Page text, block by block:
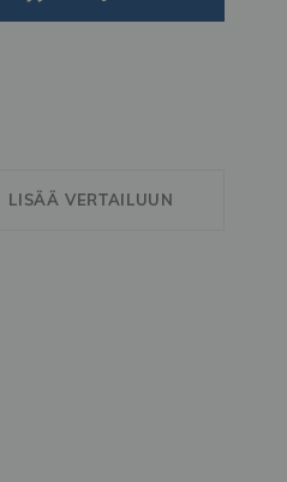
LISÄÄ VERTAILUUN